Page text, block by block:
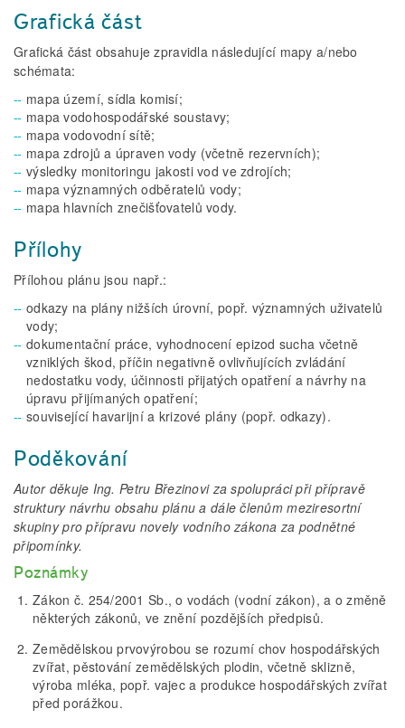
Grafická část
Grafická část obsahuje zpravidla následující mapy a/nebo
schémata:
mapa území, sídla komisí;
mapa vodohospodářské soustavy;
mapa vodovodní sítě;
mapa zdrojů a úpraven vody (včetně rezervních);
výsledky monitoringu jakosti vod ve zdrojích;
mapa významných odběratelů vody;
mapa hlavních znečišťovatelů vody.
Přílohy
Přílohou plánu jsou např.:
odkazy na plány nižších úrovní, popř. významných uživatelů
vody;
dokumentační práce, vyhodnocení epizod sucha včetně
vzniklých škod, příčin negativně ovlivňujících zvládání
nedostatku vody, účinnosti přijatých opatření a návrhy na
úpravu přijímaných opatření;
související havarijní a krizové plány (popř. odkazy).
Poděkování
Autor děkuje Ing. Petru Březinovi za spolupráci při přípravě
struktury návrhu obsahu plánu a dále členům meziresortní
skupiny pro přípravu novely vodního zákona za podnětné
připomínky.
Poznámky
Zákon č. 254/2001 Sb., o vodách (vodní zákon), a o změně
některých zákonů, ve znění pozdějších předpisů.
Zemědělskou prvovýrobou se rozumí chov hospodářských
zvířat, pěstování zemědělských plodin, včetně sklizně,
výroba mléka, popř. vajec a produkce hospodářských zvířat
před porážkou.